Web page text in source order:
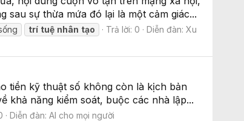
sự thừa mứa đó lại là một cảm giác...
trí tuệ nhân tạo Trả lời: 0 Diễn đàn:Xu
tiền kỹ thuật số không còn là kịch bản
khả năng kiểm soát, buộc các nhà lập...
Diễn đàn:AI cho mọi người